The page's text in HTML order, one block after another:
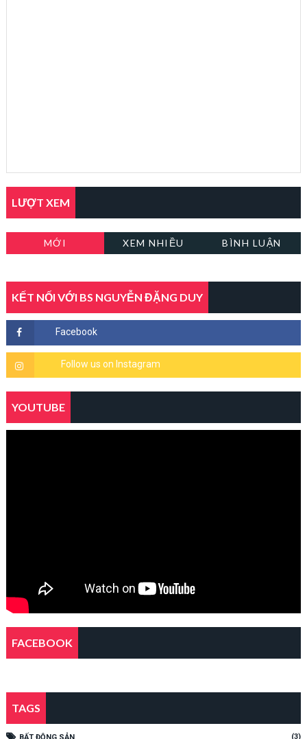
LƯỢT XEM
MỚI XEM NHIỀU BÌNH LUẬN
KẾT NỐI VỚI BS NGUYỄN ĐẶNG DUY
YOUTUBE
FACEBOOK
TAGS
(3)